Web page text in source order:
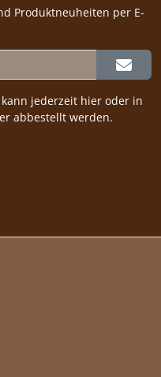
Produktneuheiten per E-
jederzeit hier oder in
abbestellt werden.